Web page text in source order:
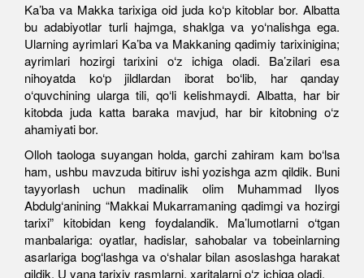
Ka’ba va Makka tarixiga oid juda ko‘p kitoblar bor. Albatta
bu adabiyotlar turli hajmga, shaklga va yo‘nalishga ega.
Ularning ayrimlari Ka’ba va Makkaning qadimiy tarixinigina;
ayrimlari hozirgi tarixini o‘z ichiga oladi. Ba’zilari esa
nihoyatda ko‘p jildlardan iborat bo‘lib, har qanday
o‘quvchining ularga tili, qo‘li kelishmaydi. Albatta, har bir
kitobda juda katta baraka mavjud, har bir kitobning o‘z
ahamiyati bor.
Olloh taologa suyangan holda, garchi zahiram kam bo‘lsa
ham, ushbu mavzuda bitiruv ishi yozishga azm qildik. Buni
tayyorlash uchun madinalik olim Muhammad Ilyos
Abdulg‘anining “Makkai Mukarramaning qadimgi va hozirgi
tarixi” kitobidan keng foydalandik. Ma’lumotlarni o‘tgan
manbalariga: oyatlar, hadislar, sahobalar va tobeinlarning
asarlariga bog‘lashga va o‘shalar bilan asoslashga harakat
qildik. U yana tarixiy rasmlarni, xaritalarni o‘z ichiga oladi.